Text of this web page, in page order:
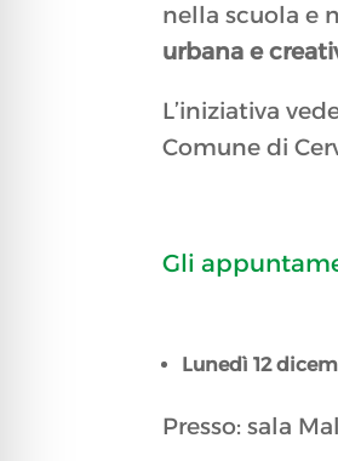
nella scuola e
urbana e
L’iniziativa
Comune di
Gli
Lunedì 12
Presso: sala